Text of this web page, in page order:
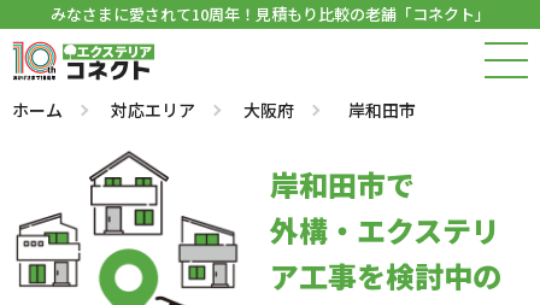
みなさまに愛されて10周年！見積もり比較の老舗「コネクト」
ホーム 対応エリア 大阪府 岸和田市
岸和田市で
外構・エクステリ
ア工事を検討中の